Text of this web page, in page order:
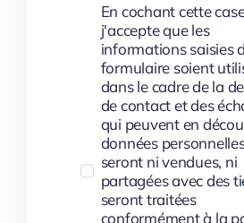
En cochant cette
j'accepte que les
informations saisies
formulaire soient
dans le cadre de la
de contact et des
qui peuvent en
données
seront ni vendues, ni
partagées avec des
seront traitées
conformément à la